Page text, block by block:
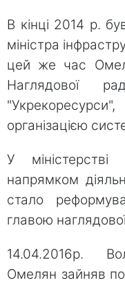
В кінці 2014 р.
міністра
цей же час
Наглядової
організацією
У міністерстві
напрямком
стало
главою
14.04.2016р.
Омелян зайняв